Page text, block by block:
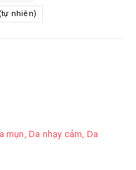
nhiên)
mụn Da nhạy cảm Da